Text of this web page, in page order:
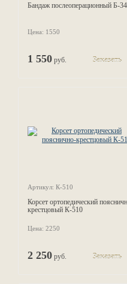
Бандаж послеоперационный Б-
Цена: 1550
1 550 руб. Заказать
Артикул: К-510
Корсет ортопедический
крестцовый К-510
Цена: 2250
2 250 руб. Заказать